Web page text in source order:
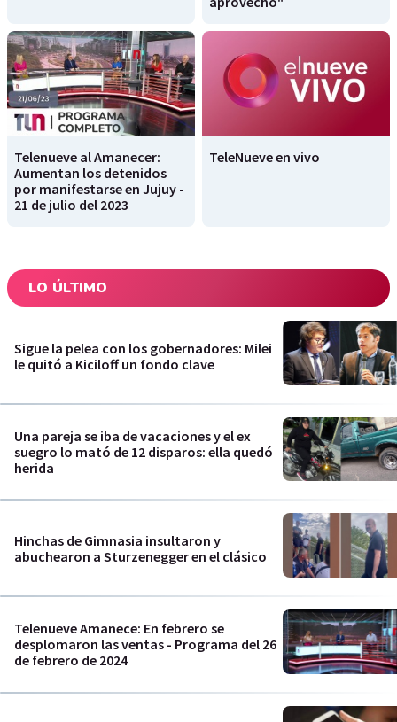
Telenueve al Amanecer:
Aumentan los detenidos
por manifestarse en Jujuy -
21 de julio del 2023
TeleNueve en vivo
LO ÚLTIMO
Sigue la pelea con los gobernadores: Milei
le quitó a Kiciloff un fondo clave
Una pareja se iba de vacaciones y el ex
suegro lo mató de 12 disparos: ella quedó
herida
Hinchas de Gimnasia insultaron y
abuchearon a Sturzenegger en el clásico
Telenueve Amanece: En febrero se
desplomaron las ventas - Programa del 26
de febrero de 2024